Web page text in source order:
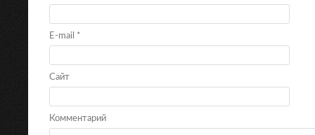
E-mail *
Сайт
Комментарий